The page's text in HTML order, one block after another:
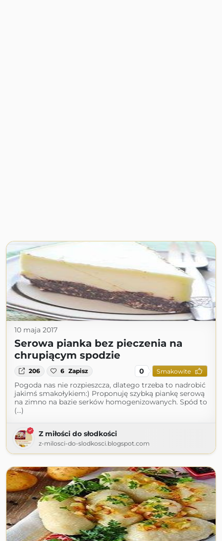
10 maja 2017
Serowa pianka bez pieczenia na
chrupiącym spodzie
206 6 Zapisz 0 Smakowite
Pogoda nas nie rozpieszcza, dlatego trzeba to nadrobić
jakimś smakołykiem:) Proponuję szybką piankę serową
na zimno na bazie serków homogenizowanych. Spód to
(...)
Z miłości do słodkości
z-milosci-do-slodkosci.blogspot.com